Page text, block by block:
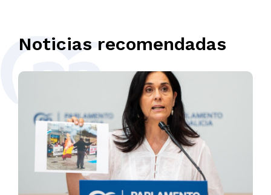
Noticias recomendadas